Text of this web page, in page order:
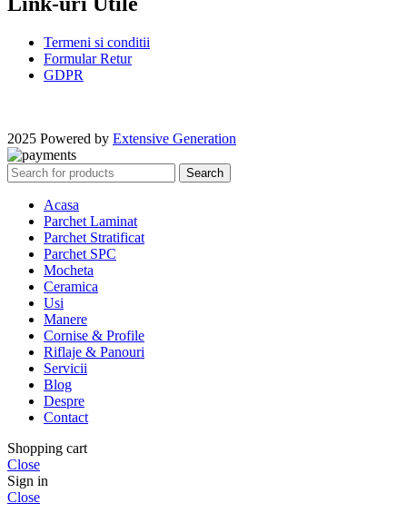
Termeni si conditii
Formular Retur
GDPR
2025 Powered by Extensive Generation
Search
Acasa
Parchet Laminat
Parchet Stratificat
Parchet SPC
Mocheta
Ceramica
Usi
Manere
Cornise & Profile
Riflaje & Panouri
Servicii
Blog
Despre
Contact
Shopping cart
Close
Sign in
Close